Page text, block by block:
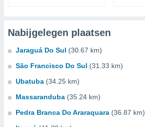
Nabijgelegen plaatsen
Jaraguá Do Sul (30.67 km)
São Francisco Do Sul (31.33 km)
Ubatuba (34.25 km)
Massaranduba (35.24 km)
Pedra Branca Do Araraquara (36.87 km)